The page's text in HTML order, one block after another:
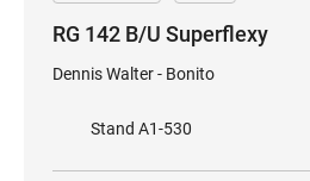
RG 142 B/U Superflexy
Dennis Walter - Bonito
Stand A1-530